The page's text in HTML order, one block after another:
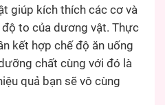
giúp kích thích các cơ và
to của dương vật. Thực
kết hợp chế độ ăn uống
chất cùng với đó là
quả bạn sẽ vô cùng